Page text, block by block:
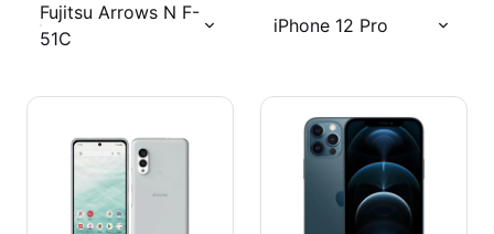
Fujitsu Arrows N F-
51C
iPhone 12 Pro